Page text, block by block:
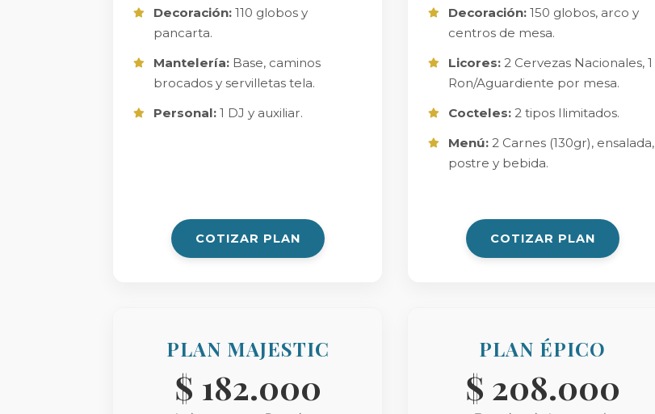
Decoración: 110 globos y
pancarta.
Mantelería: Base, caminos
brocados y servilletas tela.
Personal: 1 DJ y auxiliar.
COTIZAR PLAN
Decoración: 150 globos, arco y
centros de mesa.
Licores: 2 Cervezas Nacionales, 1
Ron/Aguardiente por mesa.
Cocteles: 2 tipos Ilimitados.
Menú: 2 Carnes (130gr), ensalada,
postre y bebida.
COTIZAR PLAN
PLAN MAJESTIC
$ 182.000
PLAN ÉPICO
$ 208.000